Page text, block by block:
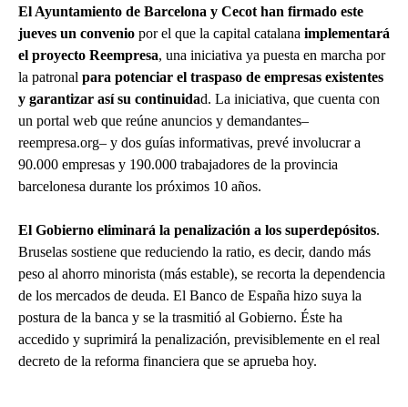
El Ayuntamiento de Barcelona y Cecot han firmado este
jueves un convenio por el que la capital catalana implementará
el proyecto Reempresa, una iniciativa ya puesta en marcha por
la patronal para potenciar el traspaso de empresas existentes
y garantizar así su continuidad. La iniciativa, que cuenta con
un portal web que reúne anuncios y demandantes–
reempresa.org– y dos guías informativas, prevé involucrar a
90.000 empresas y 190.000 trabajadores de la provincia
barcelonesa durante los próximos 10 años.
El Gobierno eliminará la penalización a los superdepósitos.
Bruselas sostiene que reduciendo la ratio, es decir, dando más
peso al ahorro minorista (más estable), se recorta la dependencia
de los mercados de deuda. El Banco de España hizo suya la
postura de la banca y se la trasmitió al Gobierno. Éste ha
accedido y suprimirá la penalización, previsiblemente en el real
decreto de la reforma financiera que se aprueba hoy.